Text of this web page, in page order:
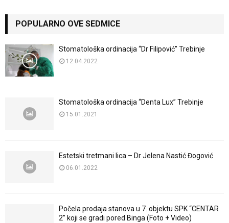
POPULARNO OVE SEDMICE
Stomatološka ordinacija “Dr Filipović” Trebinje
12.04.2022
Stomatološka ordinacija “Denta Lux” Trebinje
15.01.2021
Estetski tretmani lica – Dr Jelena Nastić Đogović
06.01.2022
Počela prodaja stanova u 7. objektu SPK “CENTAR
2” koji se gradi pored Binga (Foto + Video)